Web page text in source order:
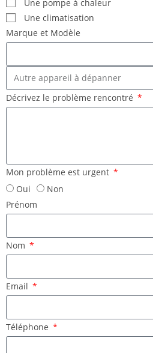
Une pompe à chaleur
Une climatisation
Marque et Modèle
Décrivez le problème rencontré
Mon problème est urgent
Oui
Non
Prénom
Nom
Email
Téléphone